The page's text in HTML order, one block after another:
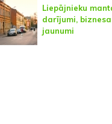
Liepājnieku
darījumi, biznesa
jaunumi